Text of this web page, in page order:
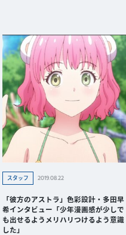
スタッフ 2019.08.22
「彼方のアストラ」色彩設計・多田早
希インタビュー「少年漫画感が少しで
も出せるようメリハリつけるよう意識
した」